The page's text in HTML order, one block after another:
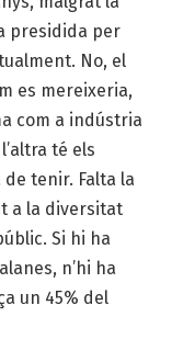
presidida per
No, el
es mereixeria,
com a indústria
té els
tenir. Falta la
a la diversitat
Si hi ha
n’hi ha
un 45% del